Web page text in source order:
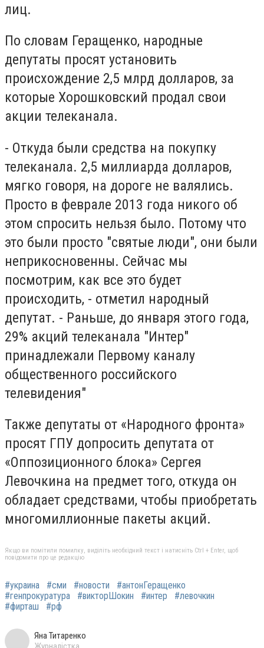
лиц.
По словам Геращенко, народные
депутаты просят установить
происхождение 2,5 млрд долларов, за
которые Хорошковский продал свои
акции телеканала.
- Откуда были средства на покупку
телеканала. 2,5 миллиарда долларов,
мягко говоря, на дороге не валялись.
Просто в феврале 2013 года никого об
этом спросить нельзя было. Потому что
это были просто "святые люди", они были
неприкосновенны. Сейчас мы
посмотрим, как все это будет
происходить, - отметил народный
депутат. - Раньше, до января этого года,
29% акций телеканала "Интер"
принадлежали Первому каналу
общественного российского
телевидения"
Также депутаты от «Народного фронта»
просят ГПУ допросить депутата от
«Оппозиционного блока» Сергея
Левочкина на предмет того, откуда он
обладает средствами, чтобы приобретать
многомиллионные пакеты акций.
Якщо ви помітили помилку, виділіть необхідний текст і натисніть Ctrl + Enter, щоб
повідомити про це редакцію
#украина #сми #новости
#антонГеращенко
#генпрокуратура
#викторШокин #интер
#левочкин
#фирташ
#рф
Яна Титаренко